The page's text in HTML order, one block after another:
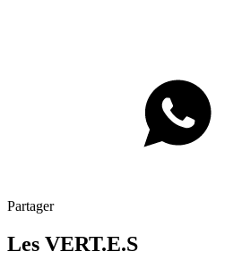
Partager
Les VERT.E.S